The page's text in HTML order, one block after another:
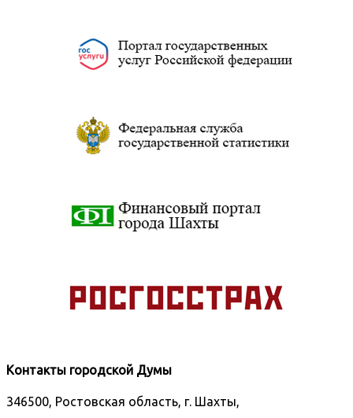
Контакты городской Думы
346500, Ростовская область, г. Шахты,